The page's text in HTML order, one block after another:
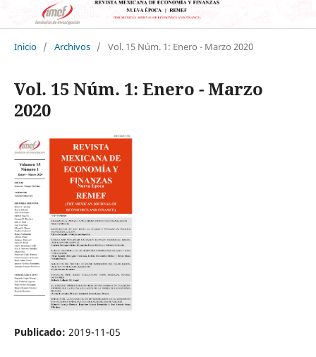
Inicio / Archivos / Vol. 15 Núm. 1: Enero - Marzo 2020
Vol. 15 Núm. 1: Enero - Marzo
2020
Publicado: 2019-11-05